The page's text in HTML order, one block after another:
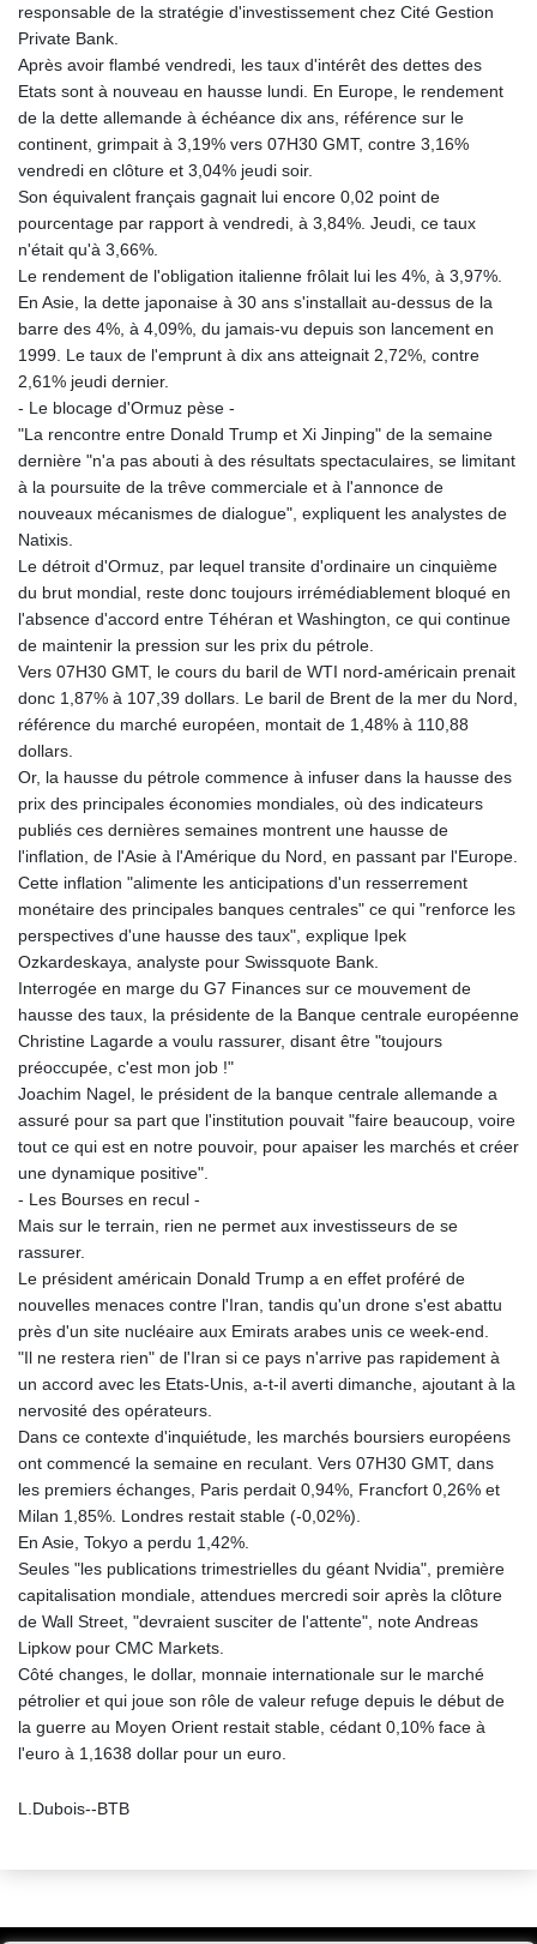
responsable de la stratégie d'investissement chez Cité Gestion
Private Bank.
Après avoir flambé vendredi, les taux d'intérêt des dettes des
Etats sont à nouveau en hausse lundi. En Europe, le rendement
de la dette allemande à échéance dix ans, référence sur le
continent, grimpait à 3,19% vers 07H30 GMT, contre 3,16%
vendredi en clôture et 3,04% jeudi soir.
Son équivalent français gagnait lui encore 0,02 point de
pourcentage par rapport à vendredi, à 3,84%. Jeudi, ce taux
n'était qu'à 3,66%.
Le rendement de l'obligation italienne frôlait lui les 4%, à 3,97%.
En Asie, la dette japonaise à 30 ans s'installait au-dessus de la
barre des 4%, à 4,09%, du jamais-vu depuis son lancement en
1999. Le taux de l'emprunt à dix ans atteignait 2,72%, contre
2,61% jeudi dernier.
- Le blocage d'Ormuz pèse -
"La rencontre entre Donald Trump et Xi Jinping" de la semaine
dernière "n'a pas abouti à des résultats spectaculaires, se limitant
à la poursuite de la trêve commerciale et à l'annonce de
nouveaux mécanismes de dialogue", expliquent les analystes de
Natixis.
Le détroit d'Ormuz, par lequel transite d'ordinaire un cinquième
du brut mondial, reste donc toujours irrémédiablement bloqué en
l'absence d'accord entre Téhéran et Washington, ce qui continue
de maintenir la pression sur les prix du pétrole.
Vers 07H30 GMT, le cours du baril de WTI nord-américain prenait
donc 1,87% à 107,39 dollars. Le baril de Brent de la mer du Nord,
référence du marché européen, montait de 1,48% à 110,88
dollars.
Or, la hausse du pétrole commence à infuser dans la hausse des
prix des principales économies mondiales, où des indicateurs
publiés ces dernières semaines montrent une hausse de
l'inflation, de l'Asie à l'Amérique du Nord, en passant par l'Europe.
Cette inflation "alimente les anticipations d'un resserrement
monétaire des principales banques centrales" ce qui "renforce les
perspectives d'une hausse des taux", explique Ipek
Ozkardeskaya, analyste pour Swissquote Bank.
Interrogée en marge du G7 Finances sur ce mouvement de
hausse des taux, la présidente de la Banque centrale européenne
Christine Lagarde a voulu rassurer, disant être "toujours
préoccupée, c'est mon job !"
Joachim Nagel, le président de la banque centrale allemande a
assuré pour sa part que l'institution pouvait "faire beaucoup, voire
tout ce qui est en notre pouvoir, pour apaiser les marchés et créer
une dynamique positive".
- Les Bourses en recul -
Mais sur le terrain, rien ne permet aux investisseurs de se
rassurer.
Le président américain Donald Trump a en effet proféré de
nouvelles menaces contre l'Iran, tandis qu'un drone s'est abattu
près d'un site nucléaire aux Emirats arabes unis ce week-end.
"Il ne restera rien" de l'Iran si ce pays n'arrive pas rapidement à
un accord avec les Etats-Unis, a-t-il averti dimanche, ajoutant à la
nervosité des opérateurs.
Dans ce contexte d'inquiétude, les marchés boursiers européens
ont commencé la semaine en reculant. Vers 07H30 GMT, dans
les premiers échanges, Paris perdait 0,94%, Francfort 0,26% et
Milan 1,85%. Londres restait stable (-0,02%).
En Asie, Tokyo a perdu 1,42%.
Seules "les publications trimestrielles du géant Nvidia", première
capitalisation mondiale, attendues mercredi soir après la clôture
de Wall Street, "devraient susciter de l'attente", note Andreas
Lipkow pour CMC Markets.
Côté changes, le dollar, monnaie internationale sur le marché
pétrolier et qui joue son rôle de valeur refuge depuis le début de
la guerre au Moyen Orient restait stable, cédant 0,10% face à
l'euro à 1,1638 dollar pour un euro.
L.Dubois--BTB